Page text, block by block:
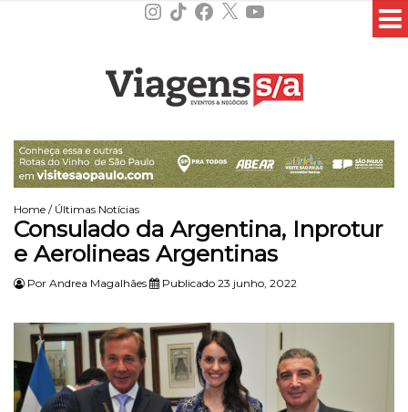
Instagram
TikTokFacebook
X YouTube
Home / Últimas Notícias
Consulado da Argentina, Inprotur
e Aerolineas Argentinas
Por Andrea Magalhães Publicado 23 junho, 2022